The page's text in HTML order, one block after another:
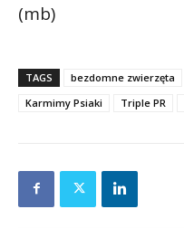
(mb)
TAGS bezdomne zwierzęta
Karmimy Psiaki
Triple PR